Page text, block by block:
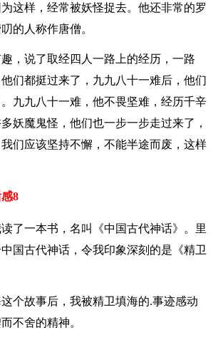
这样，经常被妖怪捉去。他还非常的罗
的人称作唐僧。
，说了取经四人一路上的经历，一路
们都挺过来了，九九八十一难后，他们
九九八十一难，他不畏坚难，经历千辛
妖魔鬼怪，他们也一步一步走过来了，
们应该坚持不懈，不能半途而废，这样
8
了一本书，名叫《中国古代神话》。里
国古代神话，令我印象深刻的是《精卫
个故事后，我被精卫填海的.事迹感动
不舍的精神。